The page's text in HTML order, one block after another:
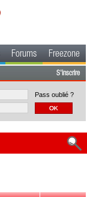
Forums Freezone
S'inscrire
Pass oublié ?